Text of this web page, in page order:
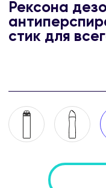
Рексона
стик для